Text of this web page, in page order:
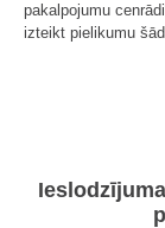
pakalpojumu
izteikt pielikumu